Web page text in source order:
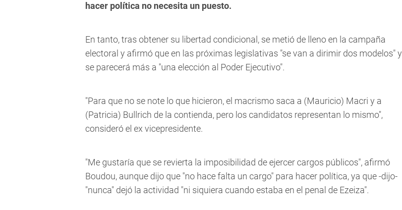
hacer política no necesita un puesto.
En tanto, tras obtener su libertad condicional, se metió de lleno en la campaña
electoral y afirmó que en las próximas legislativas "se van a dirimir dos modelos" y
se parecerá más a "una elección al Poder Ejecutivo".
"Para que no se note lo que hicieron, el macrismo saca a (Mauricio) Macri y a
(Patricia) Bullrich de la contienda, pero los candidatos representan lo mismo",
consideró el ex vicepresidente.
"Me gustaría que se revierta la imposibilidad de ejercer cargos públicos", afirmó
Boudou, aunque dijo que "no hace falta un cargo" para hacer política, ya que -dijo-
"nunca" dejó la actividad "ni siquiera cuando estaba en el penal de Ezeiza".